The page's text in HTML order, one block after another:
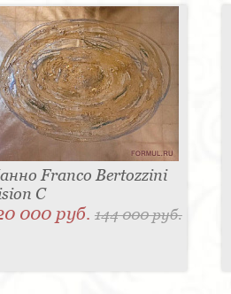
Franco Bertozzini
С
000 руб. 144 000 руб.